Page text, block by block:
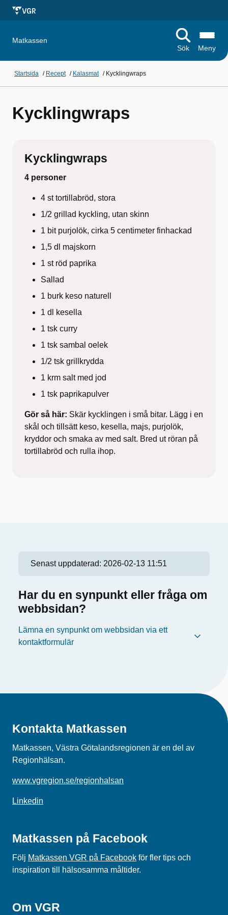
Matkassen
Sök
Meny
Startsida / Recept / Kalasmat / Kycklingwraps
Kycklingwraps
Kycklingwraps
4 personer
4 st tortillabröd, stora
1/2 grillad kyckling, utan skinn
1 bit purjolök, cirka 5 centimeter finhackad
1,5 dl majskorn
1 st röd paprika
Sallad
1 burk keso naturell
1 dl kesella
1 tsk curry
1 tsk sambal oelek
1/2 tsk grillkrydda
1 krm salt med jod
1 tsk paprikapulver
Gör så här: Skär kycklingen i små bitar. Lägg i en
skål och tillsätt keso, kesella, majs, purjolök,
kryddor och smaka av med salt. Bred ut röran på
tortillabröd och rulla ihop.
Senast uppdaterad: 2026-02-13 11:51
Har du en synpunkt eller fråga om
webbsidan?
Lämna en synpunkt om webbsidan via ett
kontaktformulär
Kontakta Matkassen
Matkassen, Västra Götalandsregionen är en del av
Regionhälsan.
www.vgregion.se/regionhalsan
Linkedin
Matkassen på Facebook
Följ Matkassen VGR på Facebook för fler tips och
inspiration till hälsosamma måltider.
Om VGR